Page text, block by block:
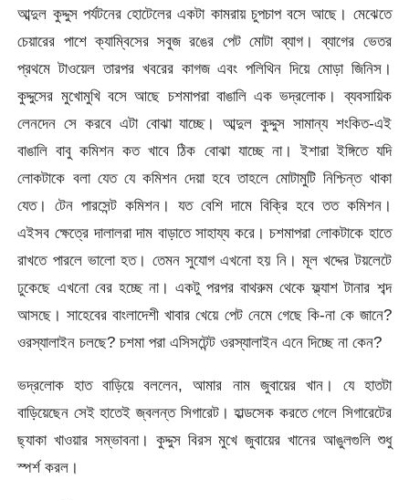
আব্দুল কুদ্দুস পর্যটনের হোটেলের একটা কামরায় চুপচাপ বসে আছে। মেঝেতে
চেয়ারের পাশে ক্যাম্বিসের সবুজ রঙের পেট মোটা ব্যাগ। ব্যাগের ভেতর
প্রথমে টাওয়েল তারপর খবরের কাগজ এবং পলিথিন দিয়ে মোড়া জিনিস।
কুদ্দুসের মুখোমুখি বসে আছে চশমাপরা বাঙালি এক ভদ্রলোক। ব্যবসায়িক
লেনদেন সে করবে এটা বোঝা যাচ্ছে। আব্দুল কুদ্দুস সামান্য শংকিত-এই
বাঙালি বাবু কমিশন কত খাবে ঠিক বোঝা যাচ্ছে না। ইশারা ইঙ্গিতে যদি
লোকটাকে বলা যেত যে কমিশন দেয়া হবে তাহলে মোটামুটি নিশ্চিন্ত থাকা
যেত। টেন পারসেন্ট কমিশন। যত বেশি দামে বিক্রি হবে তত কমিশন।
এইসব ক্ষেত্রে দালালরা দাম বাড়াতে সাহায্য করে। চশমাপরা লোকটাকে হাতে
রাখতে পারলে ভালো হত। তেমন সুযোগ এখনো হয় নি। মূল খদ্দের টয়লেটে
ঢুকেছে এখনো বের হচ্ছে না। একটু পরপর বাথরুম থেকে ফ্ল্যাশ টানার শব্দ
আসছে। সাহেবের বাংলাদেশী খাবার খেয়ে পেট নেমে গেছে কি-না কে জানে?
ওরস্যালাইন চলছে? চশমা পরা এসিসটেন্ট ওরস্যালাইন এনে দিচ্ছে না কেন?
ভদ্রলোক হাত বাড়িয়ে বললেন, আমার নাম জুবায়ের খান। যে হাতটা
বাড়িয়েছেন সেই হাতেই জ্বলন্ত সিগারেট। হাল্ডসেক করতে গেলে সিগারেটের
ছ্যাকা খাওয়ার সম্ভাবনা। কুদ্দুস বিরস মুখে জুবায়ের খানের আঙুলগুলি শুধু
স্পর্শ করল।